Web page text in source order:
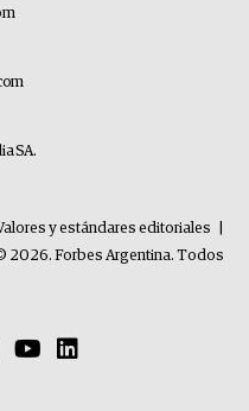
SA.
y estándares editoriales
2026. Forbes Argentina. Todos